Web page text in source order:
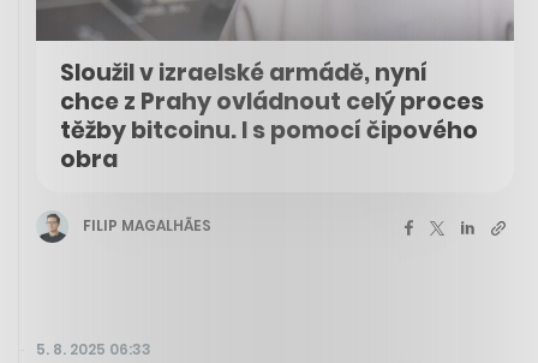
Sloužil v izraelské armádě, nyní
chce z Prahy ovládnout celý proces
těžby bitcoinu. I s pomocí čipového
obra
FILIP MAGALHÃES
5. 8. 2025 06:33